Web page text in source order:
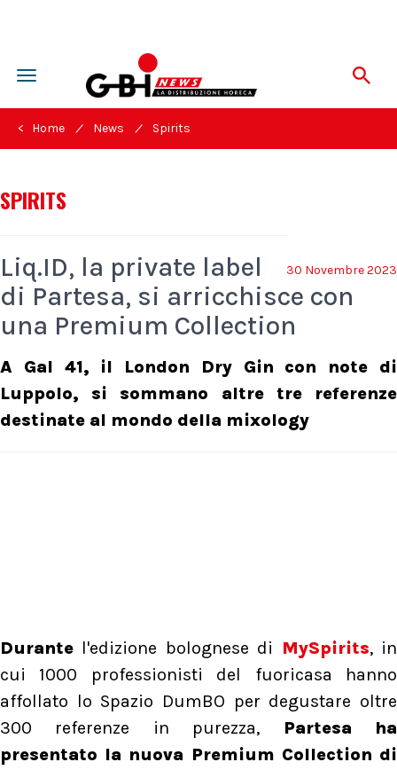
Toggle
navigation
< Home / News / Spirits
SPIRITS
30 Novembre 2023
Liq.ID, la private label
di Partesa, si arricchisce con
una Premium Collection
A Gal 41, il London Dry Gin con note di
Luppolo, si sommano altre tre referenze
destinate al mondo della mixology
Durante l'edizione bolognese di MySpirits, in
cui 1000 professionisti del fuoricasa hanno
affollato lo Spazio DumBO per degustare oltre
300 referenze in purezza,
Partesa ha
presentato la nuova Premium Collection di